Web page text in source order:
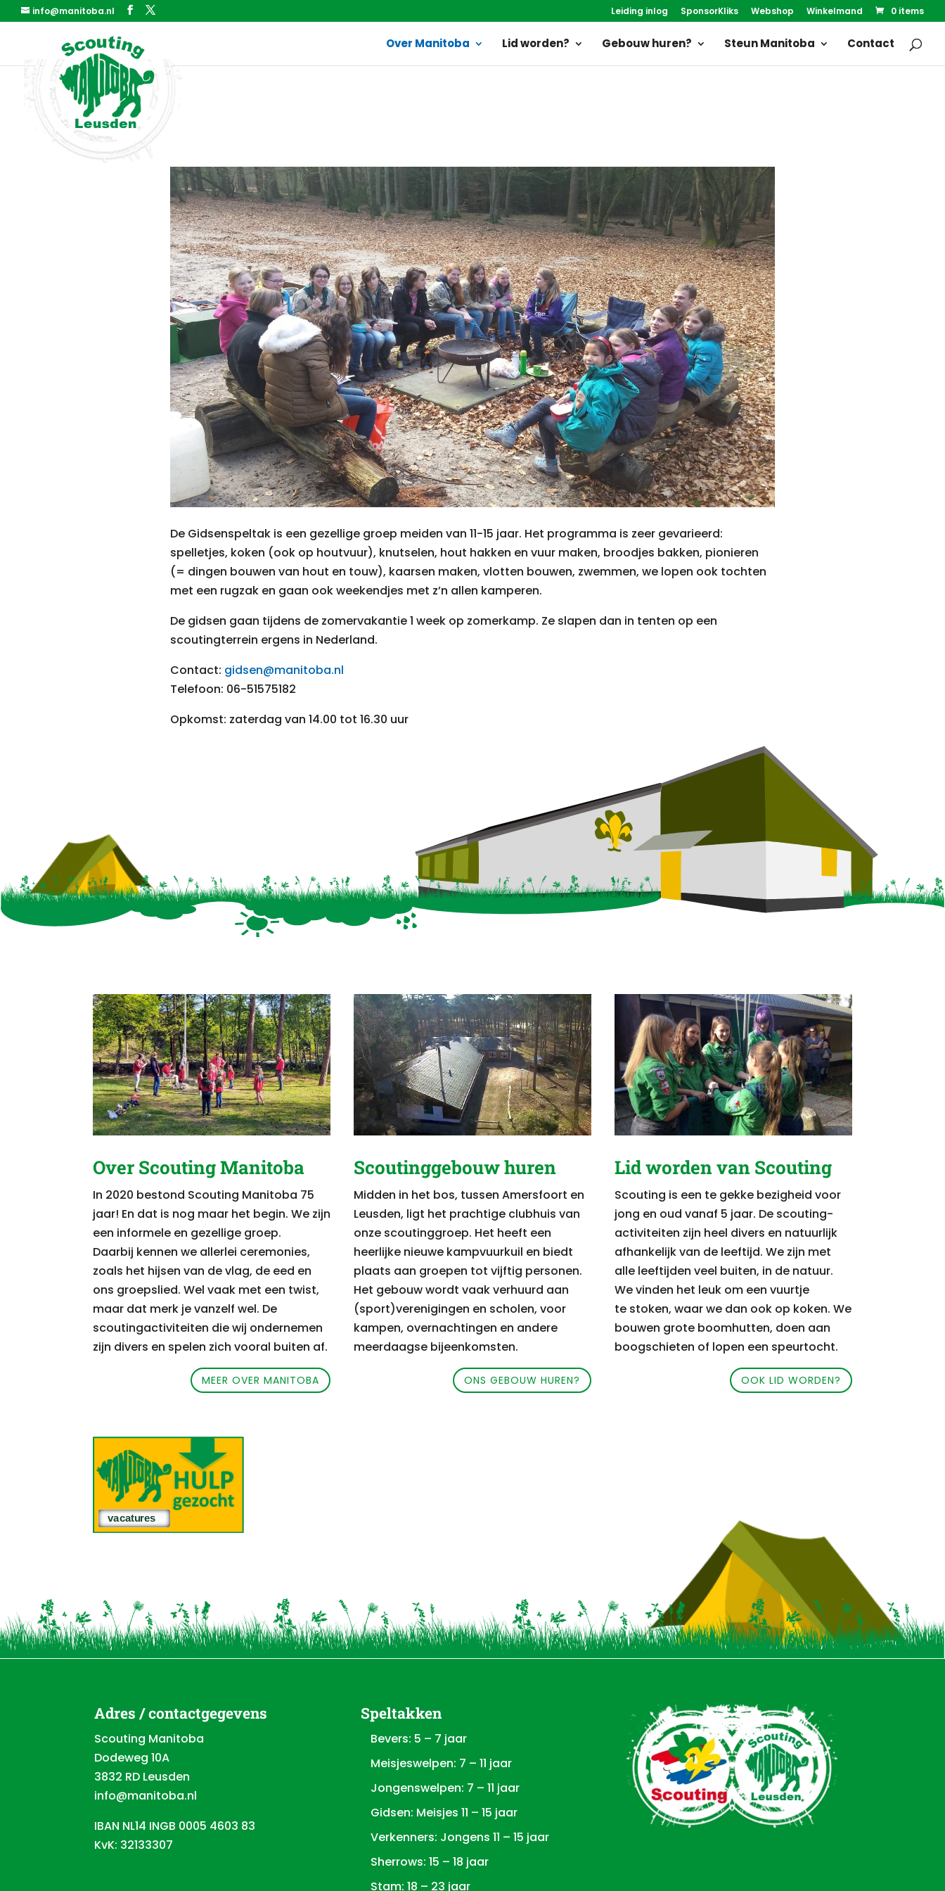
info@manitoba.nl Leiding inlog SponsorKliks Webshop Winkelmand 0 items
Over Manitoba Lid worden? Gebouw huren? Steun Manitoba Contact
De Gidsenspeltak is een gezellige groep meiden van 11-15 jaar. Het programma is zeer gevarieerd:
spelletjes, koken (ook op houtvuur), knutselen, hout hakken en vuur maken, broodjes bakken, pionieren
(= dingen bouwen van hout en touw), kaarsen maken, vlotten bouwen, zwemmen, we lopen ook tochten
met een rugzak en gaan ook weekendjes met z’n allen kamperen.
De gidsen gaan tijdens de zomervakantie 1 week op zomerkamp. Ze slapen dan in tenten op een
scoutingterrein ergens in Nederland.
Contact: gidsen@manitoba.nl
Telefoon: 06-51575182
Opkomst: zaterdag van 14.00 tot 16.30 uur
Over Scouting Manitoba
In 2020 bestond Scouting Manitoba 75
jaar! En dat is nog maar het begin. We zijn
een informele en gezellige groep.
Daarbij kennen we allerlei ceremonies,
zoals het hijsen van de vlag, de eed en
ons groepslied. Wel vaak met een twist,
maar dat merk je vanzelf wel. De
scoutingactiviteiten die wij ondernemen
zijn divers en spelen zich vooral buiten af.
MEER OVER MANITOBA
Scoutinggebouw huren
Midden in het bos, tussen Amersfoort en
Leusden, ligt het prachtige clubhuis van
onze scoutinggroep. Het heeft een
heerlijke nieuwe kampvuurkuil en biedt
plaats aan groepen tot vijftig personen.
Het gebouw wordt vaak verhuurd aan
(sport)verenigingen en scholen, voor
kampen, overnachtingen en andere
meerdaagse bijeenkomsten.
ONS GEBOUW HUREN?
Lid worden van Scouting
Scouting is een te gekke bezigheid voor
jong en oud vanaf 5 jaar. De scouting-
activiteiten zijn heel divers en natuurlijk
afhankelijk van de leeftijd. We zijn met
alle leeftijden veel buiten, in de natuur.
We vinden het leuk om een vuurtje
te stoken, waar we dan ook op koken. We
bouwen grote boomhutten, doen aan
boogschieten of lopen een speurtocht.
OOK LID WORDEN?
Adres / contactgegevens
Scouting Manitoba
Dodeweg 10A
3832 RD Leusden
info@manitoba.nl
IBAN NL14 INGB 0005 4603 83
KvK: 32133307
Speltakken
Bevers: 5 – 7 jaar
Meisjeswelpen: 7 – 11 jaar
Jongenswelpen: 7 – 11 jaar
Gidsen: Meisjes 11 – 15 jaar
Verkenners: Jongens 11 – 15 jaar
Sherrows: 15 – 18 jaar
Stam: 18 – 23 jaar